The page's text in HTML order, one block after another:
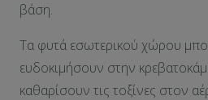
βάση.
Τα φυτά εσωτερικού χώρου
ευδοκιμήσουν στην
καθαρίσουν τις τοξίνες στον